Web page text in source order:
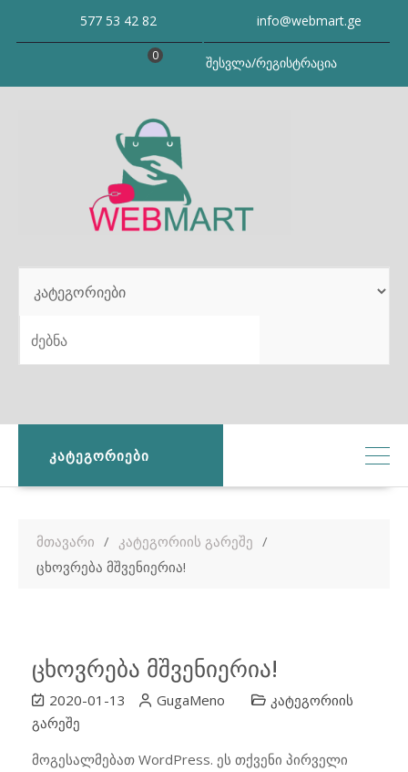
577 53 42 82 info@webmart.ge
შესვლა/რეგისტრაცია
0
SEARCH
ᲙᲐᲢᲔᲒᲝᲠᲘᲔᲑᲘ
მთავარი
კატეგორიის გარეშე
ცხოვრება მშვენიერია!
ცხოვრება მშვენიერია!
2020-01-13 GugaMeno
კატეგორიის
გარეშე
მოგესალმებათ WordPress. ეს თქვენი პირველი